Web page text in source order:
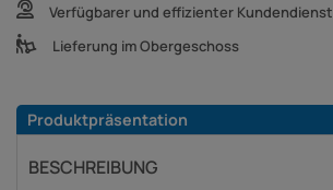
Verfügbarer und effizienter Kundendienst
Lieferung im Obergeschoss
Produktpräsentation
BESCHREIBUNG